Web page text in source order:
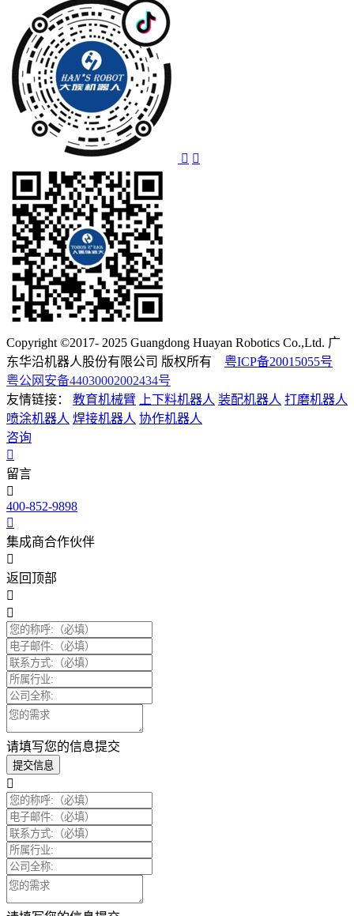
Copyright ©2017- 2025 Guangdong Huayan Robotics Co.,Ltd. 广
东华沿机器人股份有限公司 版权所有 粤ICP备20015055号
粤公网安备44030002002434号
友情链接：
教育机械臂 上下料机器人 装配机器人 打磨机器人
喷涂机器人 焊接机器人 协作机器人
咨询
留言
400-852-9898
集成商合作伙伴
返回顶部
请填写您的信息提交
提交信息